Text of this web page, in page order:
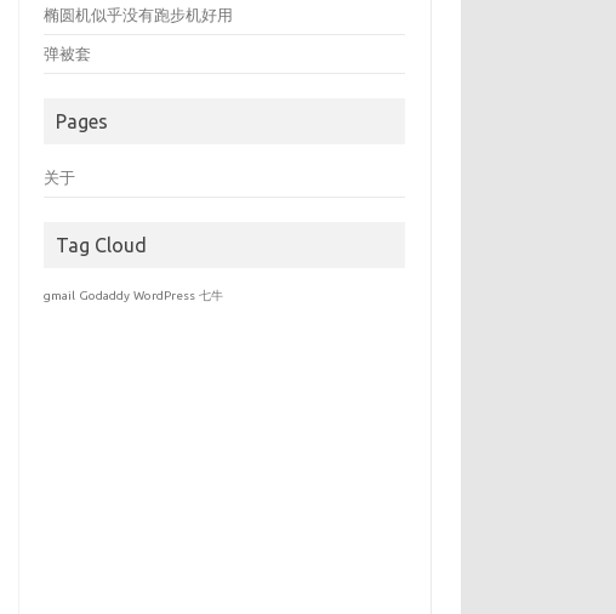
椭圆机似乎没有跑步机好用
弹被套
Pages
关于
Tag Cloud
gmail Godaddy WordPress 七牛